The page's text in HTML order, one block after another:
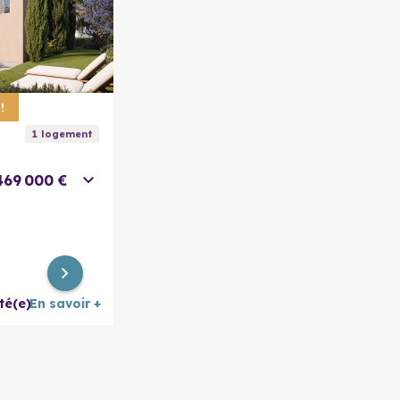
1 logement
000 €
En savoir +